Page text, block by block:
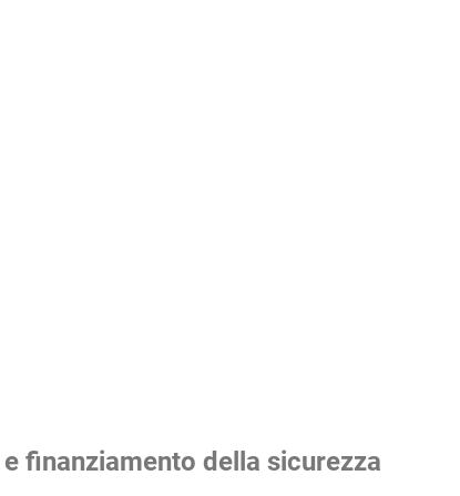
finanziamento della sicurezza